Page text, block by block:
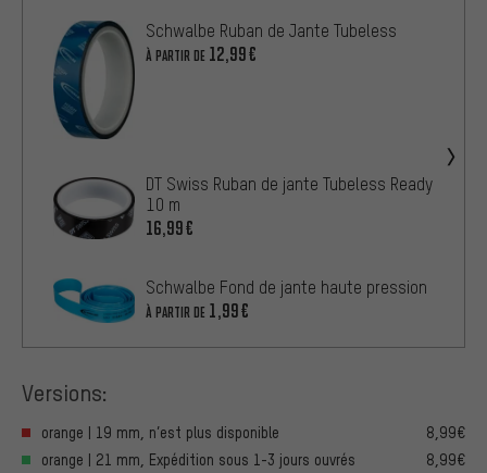
Schwalbe Ruban de Jante Tubeless
À PARTIR DE 12,99€
DT Swiss Ruban de jante Tubeless Ready
10 m
16,99€
Schwalbe Fond de jante haute pression
À PARTIR DE 1,99€
Versions:
orange | 19 mm, n’est plus disponible
8,99€
orange | 21 mm, Expédition sous 1-3 jours ouvrés
8,99€